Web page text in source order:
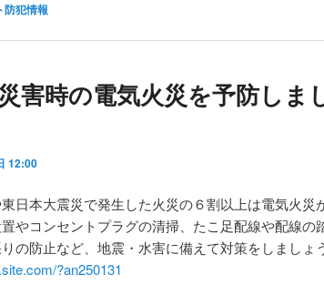
防犯情報
害時の電気火災を予防しま
12:00
日本大震災で発生した火災の６割以上は電気火災
やコンセントプラグの清掃、たこ足配線や配線の
の防止など、地震・水害に備えて対策をしましょう
?an250131